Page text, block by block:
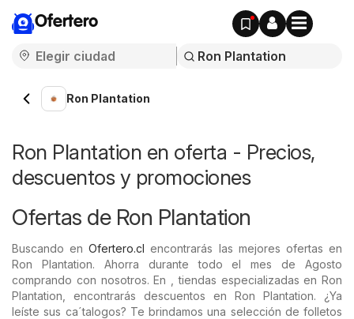
Ofertero
Ron Plantation
Ron Plantation en oferta - Precios,
descuentos y promociones
Ofertas de Ron Plantation
Buscando enOfertero.cl encontrarás las mejores ofertas en
Ron Plantation. Ahorra durante todo el mes de Agosto
comprando con nosotros. En , tiendas especializadas en Ron
Plantation, encontrarás descuentos en Ron Plantation. ¿Ya
leíste sus ca´talogos? Te brindamos una selección de folletos